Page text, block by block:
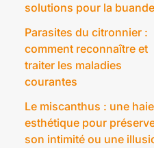
solutions pour la
Parasites du citronnier :
comment reconnaître et
traiter les maladies
courantes
Le miscanthus : une haie
esthétique pour
son intimité ou une